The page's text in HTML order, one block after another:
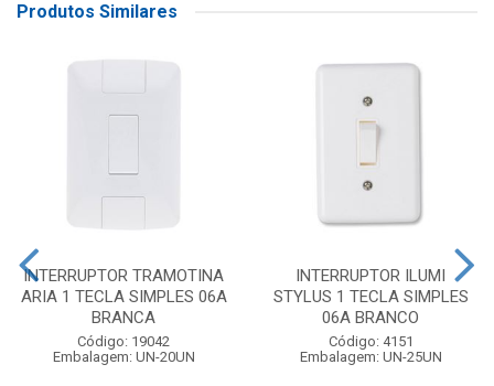
Produtos Similares
INTERRUPTOR TRAMOTINA
ARIA 1 TECLA SIMPLES 06A
BRANCA
Código: 19042
Embalagem: UN-20UN
INTERRUPTOR ILUMI
STYLUS 1 TECLA SIMPLES
06A BRANCO
Código: 4151
Embalagem: UN-25UN